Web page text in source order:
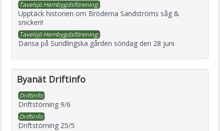
Tavelsjö Hembygdsförening:
Upptäck historien om Bröderna Sandströms såg &
snickeri!
Tavelsjö Hembygdsförening:
Dansa på Sundlingska gården söndag den 28 juni
Byanät Driftinfo
Driftinfo:
Driftstörning 9/6
Driftinfo:
Driftstörning 25/5